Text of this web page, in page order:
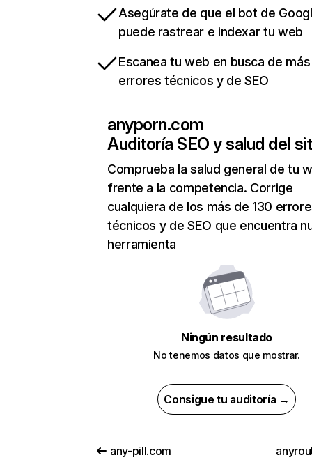
Asegúrate de que el bot de
puede rastrear e indexar tu web
Escanea tu web en busca de
errores técnicos y de SEO
anyporn.com
Auditoría SEO y salud del
Comprueba la salud general de tu
frente a la competencia. Corrige
cualquiera de los más de 130
técnicos y de SEO que encuentra
herramienta
Ningún resultado
No tenemos datos que mostrar.
Consigue tu auditoría →
any-pill.com